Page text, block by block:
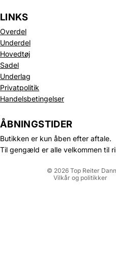
LINKS
Overdel
Underdel
Hovedtøj
Sadel
Underlag
Privatpolitik
Handelsbetingelser
ÅBNINGSTIDER
Butikken er kun åben efter aftale.
Til gengæld er alle velkommen til
© 2026 Top Reiter
Vilkår og politikker
Politik om beskyttelse af persondata
Refusionspolitik
Leveringspolitik
Servicevilkår